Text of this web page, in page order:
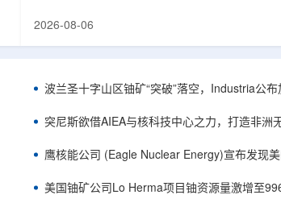
并为公司在核能领域的后续增长提供空间和基础
尔德帕克里奇路120号，占地约14.1087万平方英
尺。工厂建成后，将整合目前分布在康涅狄格州
丹伯里和贝瑟尔三个地点的业务。该设施预计于
2027年初投入使用，若最终设计和租户装修工...
2026-08-06
波兰圣十字山区铀矿“突破”落空，Industria公
突尼斯欲借AIEA与核科技中心之力，打造非洲
鹰核能公司 (Eagle Nuclear Energy)宣布发现
美国铀矿公司Lo Herma项目铀资源量激增至